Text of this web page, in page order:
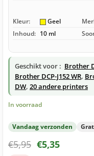
Kleur: Geel
Inhoud: 10 ml
Geschikt voor : Brother
Brother DCP-J152 WR,
DW, 20 andere printers
In voorraad
Vandaag verzonden
€5,95 €5,35